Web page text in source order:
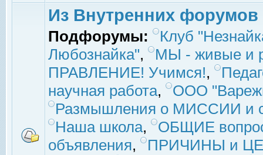
Из Внутренних форумов
Подфорумы:
Клуб
Любознайка",
МЫ - живые и
ПРАВЛЕНИЕ! Учимся!,
научная работа,
ООО
Размышления о МИССИИ и
Наша школа,
ОБЩИЕ
объявления,
ПРИЧИНЫ и